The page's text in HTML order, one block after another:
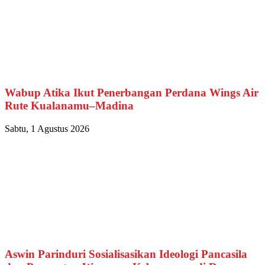
Wabup Atika Ikut Penerbangan Perdana Wings Air
Rute Kualanamu–Madina
Sabtu, 1 Agustus 2026
Aswin Parinduri Sosialisasikan Ideologi Pancasila